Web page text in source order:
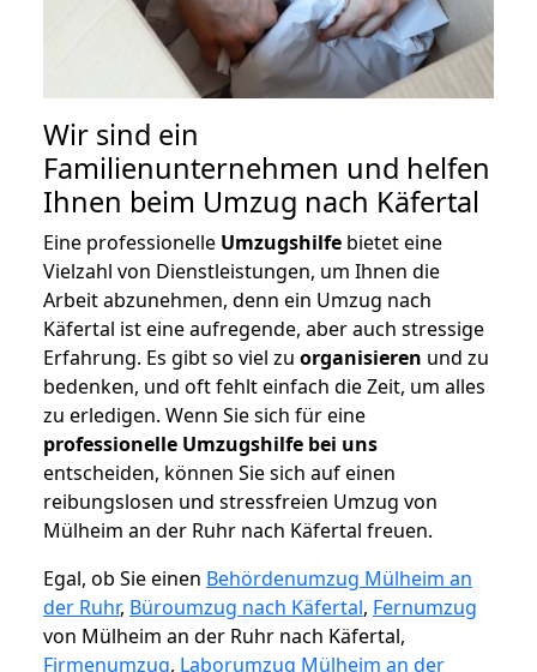
Wir sind ein
Familienunternehmen und helfen
Ihnen beim Umzug nach Käfertal
Eine professionelle Umzugshilfe bietet eine
Vielzahl von Dienstleistungen, um Ihnen die
Arbeit abzunehmen, denn ein Umzug nach
Käfertal ist eine aufregende, aber auch stressige
Erfahrung. Es gibt so viel zu organisieren und zu
bedenken, und oft fehlt einfach die Zeit, um alles
zu erledigen. Wenn Sie sich für eine
professionelle Umzugshilfe bei uns
entscheiden, können Sie sich auf einen
reibungslosen und stressfreien Umzug von
Mülheim an der Ruhr nach Käfertal freuen.
Egal, ob Sie einen Behördenumzug Mülheim an
der Ruhr, Büroumzug nach Käfertal, Fernumzug
von Mülheim an der Ruhr nach Käfertal,
Firmenumzug, Laborumzug Mülheim an der